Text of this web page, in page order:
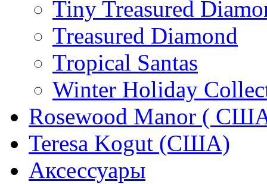
Tiny Treasured
Treasured Diamond
Tropical Santas
Winter Holiday
Rosewood Manor (
Teresa Kogut (США)
Аксессуары